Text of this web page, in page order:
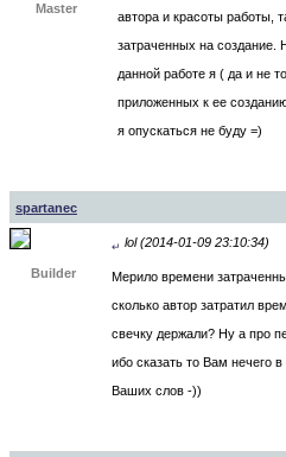
Master
автора и красоты работы,
затраченных на создание.
данной работе я ( да и не
приложенных к ее
я опускаться не буду =)
spartanec
Builder
↵ lol (2014-01-09 23:10:34)
Мерило времени
сколько автор затратил
свечку держали? Ну а про
ибо сказать то Вам нечего
Ваших слов -))